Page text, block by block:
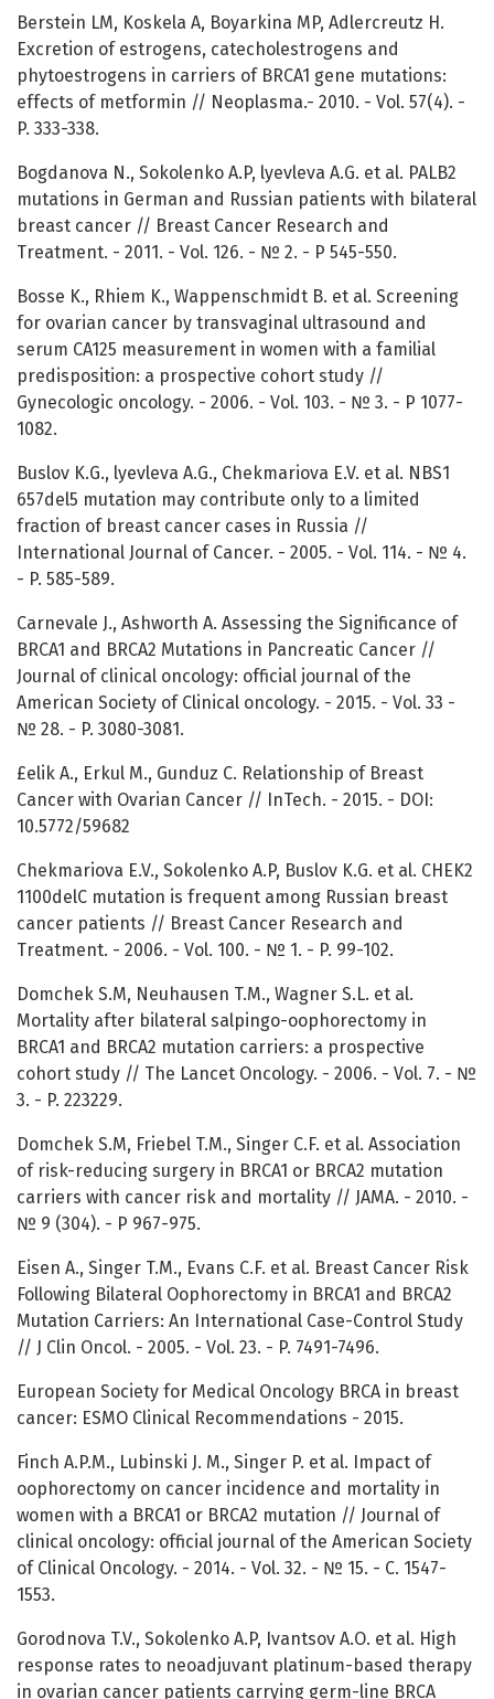
Berstein LM, Koskela A, Boyarkina MP, Adlercreutz H.
Excretion of estrogens, catecholestrogens and
phytoestrogens in carriers of BRCA1 gene mutations:
effects of metformin // Neoplasma.- 2010. - Vol. 57(4). -
P. 333-338.
Bogdanova N., Sokolenko A.P, lyevleva A.G. et al. PALB2
mutations in German and Russian patients with bilateral
breast cancer // Breast Cancer Research and
Treatment. - 2011. - Vol. 126. - № 2. - P 545-550.
Bosse K., Rhiem K., Wappenschmidt B. et al. Screening
for ovarian cancer by transvaginal ultrasound and
serum CA125 measurement in women with a familial
predisposition: a prospective cohort study //
Gynecologic oncology. - 2006. - Vol. 103. - № 3. - P 1077-
1082.
Buslov K.G., lyevleva A.G., Chekmariova E.V. et al. NBS1
657del5 mutation may contribute only to a limited
fraction of breast cancer cases in Russia //
International Journal of Cancer. - 2005. - Vol. 114. - № 4.
- P. 585-589.
Carnevale J., Ashworth A. Assessing the Significance of
BRCA1 and BRCA2 Mutations in Pancreatic Cancer //
Journal of clinical oncology: official journal of the
American Society of Clinical oncology. - 2015. - Vol. 33 -
№ 28. - P. 3080-3081.
£elik A., Erkul M., Gunduz C. Relationship of Breast
Cancer with Ovarian Cancer // InTech. - 2015. - DOI:
10.5772/59682
Chekmariova E.V., Sokolenko A.P, Buslov K.G. et al. CHEK2
1100delC mutation is frequent among Russian breast
cancer patients // Breast Cancer Research and
Treatment. - 2006. - Vol. 100. - № 1. - P. 99-102.
Domchek S.M, Neuhausen T.M., Wagner S.L. et al.
Mortality after bilateral salpingo-oophorectomy in
BRCA1 and BRCA2 mutation carriers: a prospective
cohort study // The Lancet Oncology. - 2006. - Vol. 7. - №
3. - P. 223229.
Domchek S.M, Friebel T.M., Singer C.F. et al. Association
of risk-reducing surgery in BRCA1 or BRCA2 mutation
carriers with cancer risk and mortality // JAMA. - 2010. -
№ 9 (304). - P 967-975.
Eisen A., Singer T.M., Evans C.F. et al. Breast Cancer Risk
Following Bilateral Oophorectomy in BRCA1 and BRCA2
Mutation Carriers: An International Case-Control Study
// J Clin Oncol. - 2005. - Vol. 23. - P. 7491-7496.
European Society for Medical Oncology BRCA in breast
cancer: ESMO Clinical Recommendations - 2015.
Finch A.P.M., Lubinski J. M., Singer P. et al. Impact of
oophorectomy on cancer incidence and mortality in
women with a BRCA1 or BRCA2 mutation // Journal of
clinical oncology: official journal of the American Society
of Clinical Oncology. - 2014. - Vol. 32. - № 15. - C. 1547-
1553.
Gorodnova T.V., Sokolenko A.P, Ivantsov A.O. et al. High
response rates to neoadjuvant platinum-based therapy
in ovarian cancer patients carrying germ-line BRCA